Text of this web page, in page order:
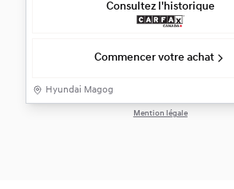
Consultez l'historique
Commencer votre achat
Hyundai Magog
Mention légale